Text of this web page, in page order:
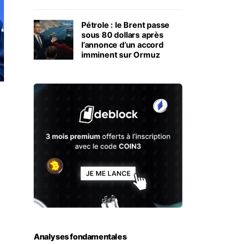
Pétrole : le Brent passe
sous 80 dollars après
l’annonce d’un accord
imminent sur Ormuz
Analyses fondamentales